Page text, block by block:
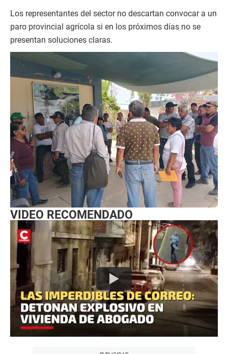
Los representantes del sector no descartan convocar a un
paro provincial agrícola si en los próximos días no se
presentan soluciones claras.
VIDEO RECOMENDADO